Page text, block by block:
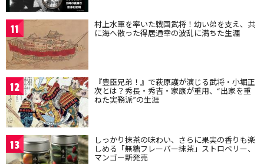
11 村上水軍を率いた戦国武将！幼い弟を支え、共
に海へ散った得居通幸の波乱に満ちた生涯
12 『豊臣兄弟！』で萩原護が演じる武将・小堀正
次とは？秀長・秀吉・家康が重用、“出家を重
ねた実務派”の生涯
13 しっかり抹茶の味わい、さらに果実の香りも楽
しめる「無糖フレーバー抹茶」ストロベリー、
マンゴー新発売